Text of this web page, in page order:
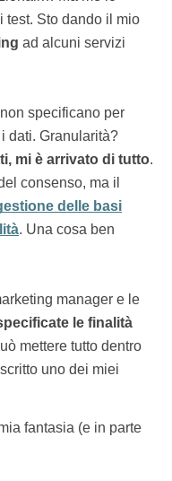
test. Sto dando il mio
ad alcuni servizi
specificano per
dati. Granularità?
mi è arrivato di tutto.
consenso, ma il
delle basi
. Una cosa ben
manager e le
le finalità
mettere tutto dentro
uno dei miei
fantasia (e in parte